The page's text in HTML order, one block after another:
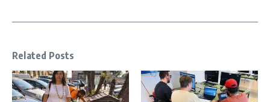
Related Posts